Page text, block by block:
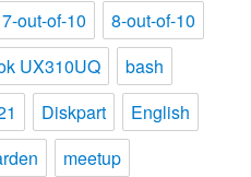
7-out-of-10
8-out-of-10
UX310UQ
bash
Diskpart
English
meetup